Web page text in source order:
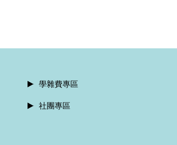
學雜費專區
社團專區